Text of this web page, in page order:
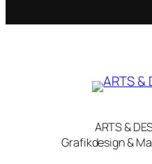
ARTS &
Grafikdesign &